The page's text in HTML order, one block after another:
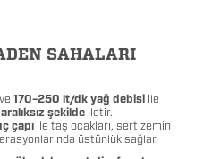
SAHALARI
ve 170–250 lt/dk yağ debisi ile
şekilde iletir.
çapı ile taş ocakları, sert zemin
üstünlük sağlar.